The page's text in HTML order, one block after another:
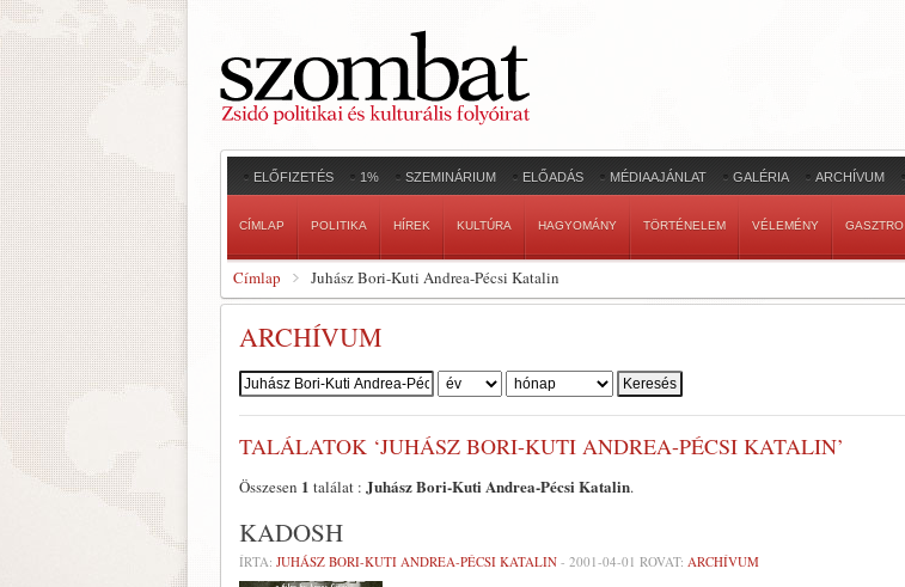
ELŐFIZETÉS 1% SZEMINÁRIUM ELŐADÁS MÉDIAAJÁNLAT GALÉRIA ARCHÍVUM
CÍMLAP POLITIKA HÍREK KULTÚRA HAGYOMÁNY TÖRTÉNELEM VÉLEMÉNY GASZTRO
Címlap Juhász Bori-Kuti Andrea-Pécsi Katalin
ARCHÍVUM
Szerző:
TALÁLATOK ‘JUHÁSZ BORI-KUTI ANDREA-PÉCSI KATALIN’
Összesen 1 találat : Juhász Bori-Kuti Andrea-Pécsi Katalin.
KADOSH
ÍRTA: JUHÁSZ BORI-KUTI ANDREA-PÉCSI KATALIN - 2001-04-01 ROVAT: ARCHÍVUM